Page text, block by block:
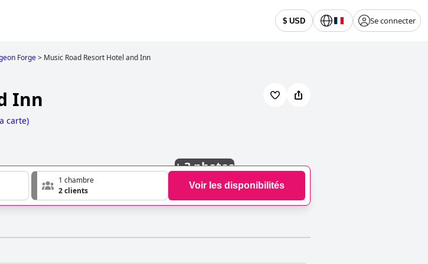
$ USD Se connecter
Forge> Music Road Resort Hotel and Inn
Inn
carte)
+3 photos
1 chambre
2 clients
Voir les disponibilités